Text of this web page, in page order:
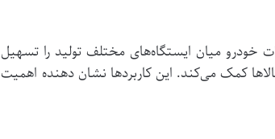
خودرو میان ایستگاه‌های مختلف تولید را تسهیل
کمک می‌کند. این کاربردها نشان‌ دهنده اهمیت